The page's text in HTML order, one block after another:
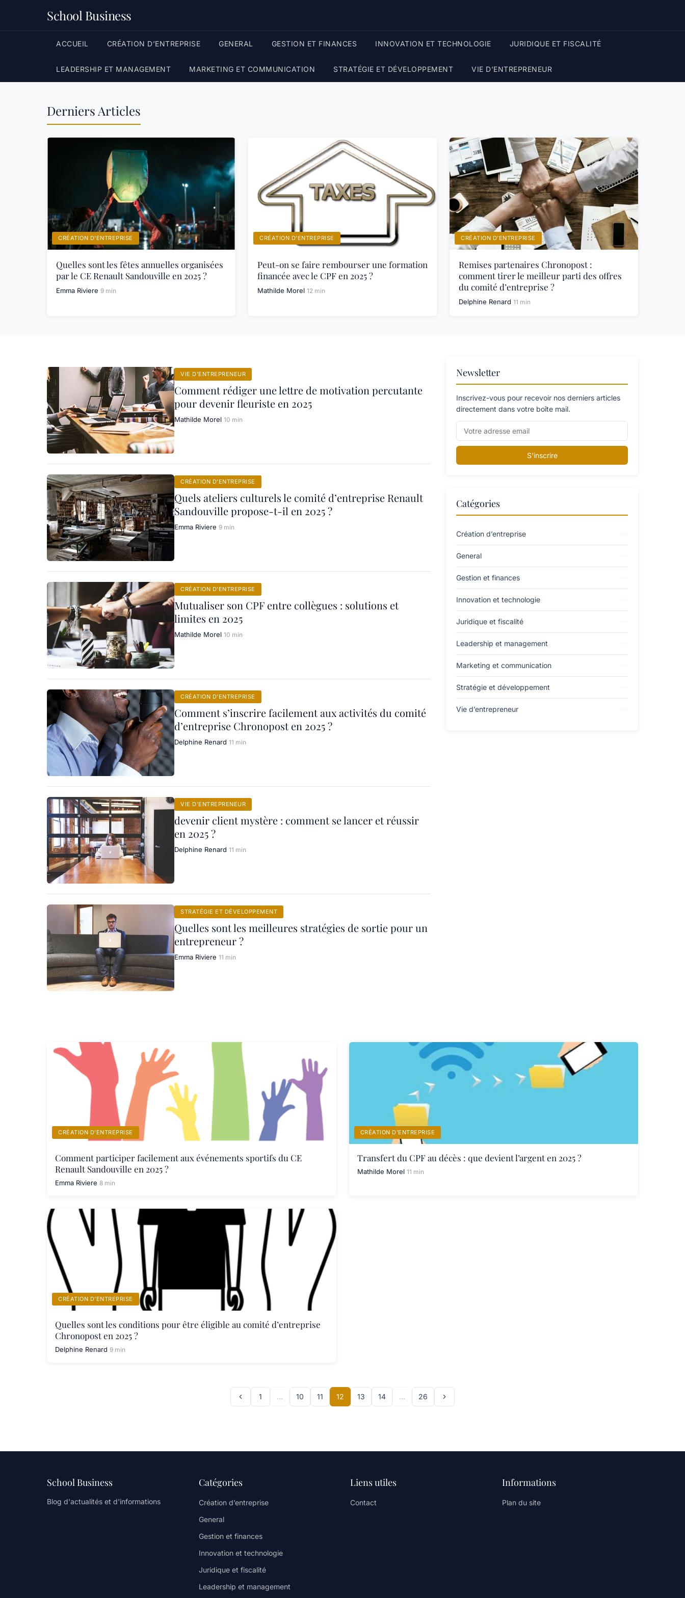
School Business
ACCUEIL CRÉATION D’ENTREPRISE GENERAL GESTION ET FINANCES INNOVATION ET TECHNOLOGIE JURIDIQUE ET FISCALITÉ
LEADERSHIP ET MANAGEMENT MARKETING ET COMMUNICATION STRATÉGIE ET DÉVELOPPEMENT VIE D’ENTREPRENEUR
Derniers Articles
CRÉATION D’ENTREPRISE
Quelles sont les fêtes annuelles organisées
par le CE Renault Sandouville en 2025 ?
Emma Riviere 9 min
CRÉATION D’ENTREPRISE
Peut-on se faire rembourser une formation
financée avec le CPF en 2025 ?
Mathilde Morel 12 min
CRÉATION D’ENTREPRISE
Remises partenaires Chronopost :
comment tirer le meilleur parti des offres
du comité d’entreprise ?
Delphine Renard 11 min
VIE D’ENTREPRENEUR
Comment rédiger une lettre de motivation percutante
pour devenir fleuriste en 2025
Mathilde Morel 10 min
CRÉATION D’ENTREPRISE
Quels ateliers culturels le comité d’entreprise Renault
Sandouville propose-t-il en 2025 ?
Emma Riviere 9 min
CRÉATION D’ENTREPRISE
Mutualiser son CPF entre collègues : solutions et
limites en 2025
Mathilde Morel 10 min
CRÉATION D’ENTREPRISE
Comment s’inscrire facilement aux activités du comité
d’entreprise Chronopost en 2025 ?
Delphine Renard 11 min
VIE D’ENTREPRENEUR
devenir client mystère : comment se lancer et réussir
en 2025 ?
Delphine Renard 11 min
STRATÉGIE ET DÉVELOPPEMENT
Quelles sont les meilleures stratégies de sortie pour un
entrepreneur ?
Emma Riviere 11 min
Newsletter
Inscrivez-vous pour recevoir nos derniers articles
directement dans votre boîte mail.
S'inscrire
Catégories
Création d’entreprise
General
Gestion et finances
Innovation et technologie
Juridique et fiscalité
Leadership et management
Marketing et communication
Stratégie et développement
Vie d’entrepreneur
CRÉATION D’ENTREPRISE
Comment participer facilement aux événements sportifs du CE
Renault Sandouville en 2025 ?
Emma Riviere 8 min
CRÉATION D’ENTREPRISE
Transfert du CPF au décès : que devient l’argent en 2025 ?
Mathilde Morel 11 min
CRÉATION D’ENTREPRISE
Quelles sont les conditions pour être éligible au comité d’entreprise
Chronopost en 2025 ?
Delphine Renard 9 min
1 … 10 11 12 13 14 … 26
School Business
Blog d'actualités et d'informations
Catégories
Création d’entreprise
General
Gestion et finances
Innovation et technologie
Juridique et fiscalité
Leadership et management
Liens utiles
Contact
Informations
Plan du site